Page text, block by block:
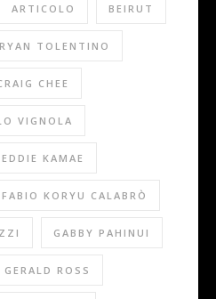
ARTICOLO BEIRUT
TOLENTINO
CHEE
VIGNOLA
EDDIE KAMAE
FABIO KORYU CALABRÒ
GABBY PAHINUI
GERALD ROSS